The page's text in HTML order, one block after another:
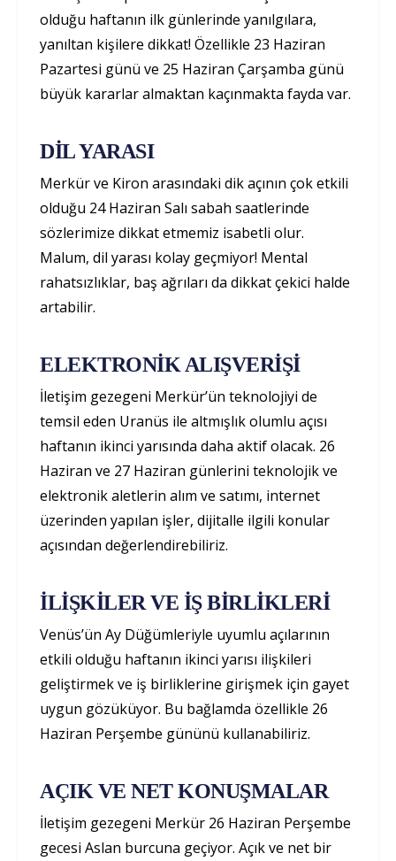
olduğu haftanın ilk günlerinde yanılgılara,
yanıltan kişilere dikkat! Özellikle 23 Haziran
Pazartesi günü ve 25 Haziran Çarşamba günü
büyük kararlar almaktan kaçınmakta fayda var.
DİL YARASI
Merkür ve Kiron arasındaki dik açının çok etkili
olduğu 24 Haziran Salı sabah saatlerinde
sözlerimize dikkat etmemiz isabetli olur.
Malum, dil yarası kolay geçmiyor! Mental
rahatsızlıklar, baş ağrıları da dikkat çekici halde
artabilir.
ELEKTRONİK ALIŞVERİŞİ
İletişim gezegeni Merkür’ün teknolojiyi de
temsil eden Uranüs ile altmışlık olumlu açısı
haftanın ikinci yarısında daha aktif olacak. 26
Haziran ve 27 Haziran günlerini teknolojik ve
elektronik aletlerin alım ve satımı, internet
üzerinden yapılan işler, dijitalle ilgili konular
açısından değerlendirebiliriz.
İLİŞKİLER VE İŞ BİRLİKLERİ
Venüs’ün Ay Düğümleriyle uyumlu açılarının
etkili olduğu haftanın ikinci yarısı ilişkileri
geliştirmek ve iş birliklerine girişmek için gayet
uygun gözüküyor. Bu bağlamda özellikle 26
Haziran Perşembe gününü kullanabiliriz.
AÇIK VE NET KONUŞMALAR
İletişim gezegeni Merkür 26 Haziran Perşembe
gecesi Aslan burcuna geçiyor. Açık ve net bir